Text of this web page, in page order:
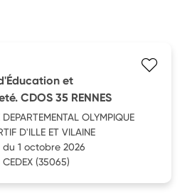
et
CDOS 35 RENNES
OLYMPIQUE
D'ILLE ET VILAINE
1 octobre 2026
CEDEX (35065)